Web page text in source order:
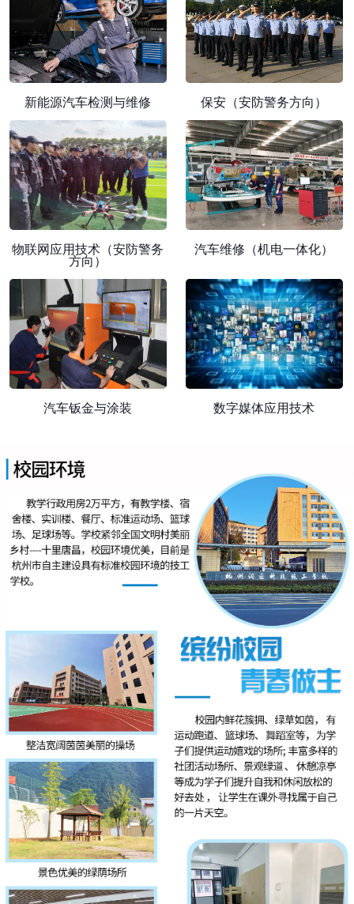
新能源汽车检测与维修 保安（安防警务方向）
物联网应用技术（安防警务
方向）
汽车维修（机电一体化）
汽车钣金与涂装 数字媒体应用技术